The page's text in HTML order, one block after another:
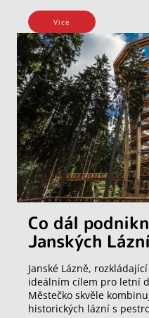
Vice
Co dál
Janských
Janské Lázně,
ideálním cílem pro letní
Městečko skvěle
historických lázní s